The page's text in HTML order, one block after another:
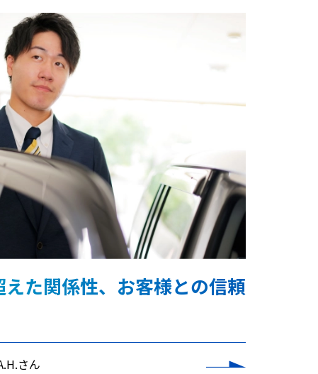
た関係性、お客様との信頼
さん